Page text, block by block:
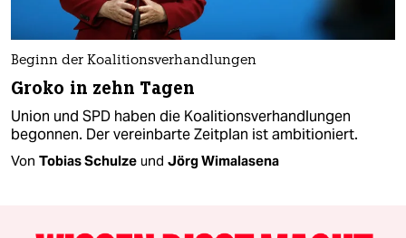
Beginn der Koalitionsverhandlungen
Groko in zehn Tagen
Union und SPD haben die Koalitionsverhandlungen
begonnen. Der vereinbarte Zeitplan ist ambitioniert.
Von Tobias Schulze und Jörg Wimalasena